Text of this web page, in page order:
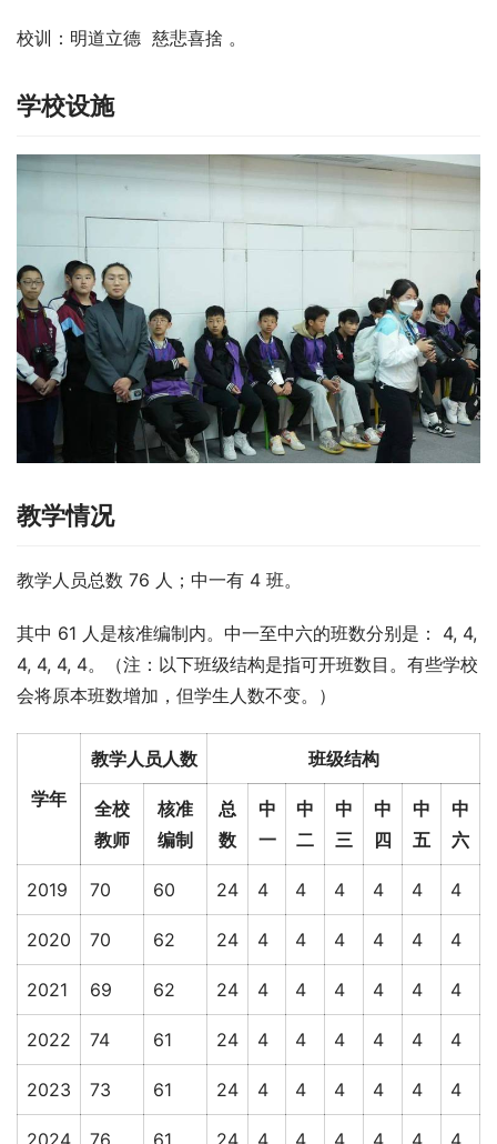
校训：明道立德 慈悲喜捨 。
学校设施
教学情况
教学人员总数 76 人；中一有 4 班。
其中 61 人是核准编制内。中一至中六的班数分别是： 4, 4,
4, 4, 4, 4。（注：以下班级结构是指可开班数目。有些学校
会将原本班数增加，但学生人数不变。）
学年
教学人员人数 班级结构
全校
教师
核准
编制
总
数
中
一
中
二
中
三
中
四
中
五
中
六
2019 70 60 24 4 4 4 4 4 4
2020 70 62 24 4 4 4 4 4 4
2021 69 62 24 4 4 4 4 4 4
2022 74 61 24 4 4 4 4 4 4
2023 73 61 24 4 4 4 4 4 4